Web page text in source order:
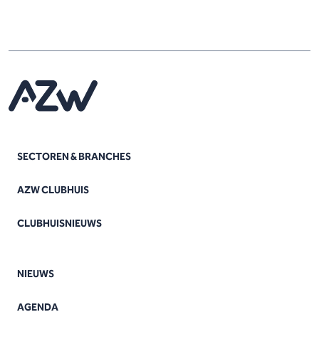
SECTOREN & BRANCHES
AZW CLUBHUIS
CLUBHUISNIEUWS
NIEUWS
AGENDA